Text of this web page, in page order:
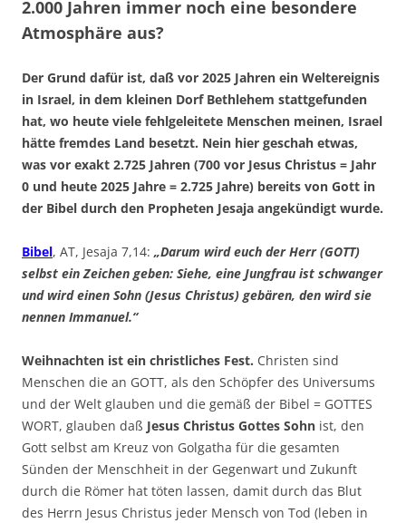
2.000 Jahren immer noch eine besondere
Atmosphäre aus?
Der Grund dafür ist, daß vor 2025 Jahren ein Weltereignis
in Israel, in dem kleinen Dorf Bethlehem stattgefunden
hat, wo heute viele fehlgeleitete Menschen meinen, Israel
hätte fremdes Land besetzt. Nein hier geschah etwas,
was vor exakt 2.725 Jahren (700 vor Jesus Christus = Jahr
0 und heute 2025 Jahre = 2.725 Jahre) bereits von Gott in
der Bibel durch den Propheten Jesaja angekündigt wurde.
Bibel, AT, Jesaja 7,14: „Darum wird euch der Herr (GOTT)
selbst ein Zeichen geben: Siehe, eine Jungfrau ist schwanger
und wird einen Sohn (Jesus Christus) gebären, den wird sie
nennen Immanuel.“
Weihnachten ist ein christliches Fest. Christen sind
Menschen die an GOTT, als den Schöpfer des Universums
und der Welt glauben und die gemäß der Bibel = GOTTES
WORT, glauben daß Jesus Christus Gottes Sohn ist, den
Gott selbst am Kreuz von Golgatha für die gesamten
Sünden der Menschheit in der Gegenwart und Zukunft
durch die Römer hat töten lassen, damit durch das Blut
des Herrn Jesus Christus jeder Mensch von Tod (leben in